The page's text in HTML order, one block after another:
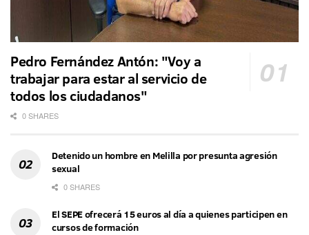
Pedro Fernández Antón: "Voy a
trabajar para estar al servicio de
todos los ciudadanos"
0 SHARES
Detenido un hombre en Melilla por presunta agresión
sexual
0 SHARES
El SEPE ofrecerá 15 euros al día a quienes participen en
cursos de formación